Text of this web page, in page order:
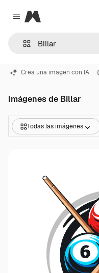
Close menu
Magnific
Crea una imagen con IA
Imágenes de Billar
Todas las imágenes